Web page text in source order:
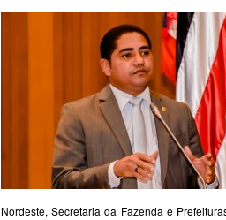
Nordeste, Secretaria da Fazenda e